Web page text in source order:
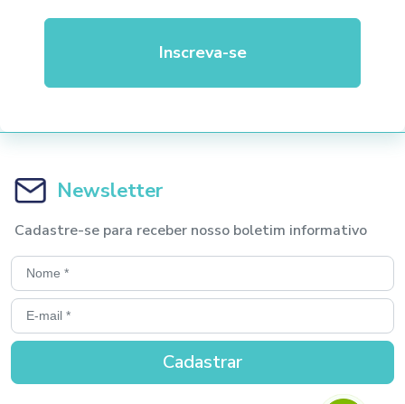
Inscreva-se
Newsletter
Cadastre-se para receber nosso boletim informativo